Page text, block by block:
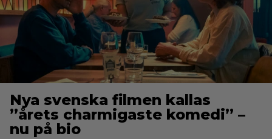
Nya svenska filmen kallas
”årets charmigaste komedi” –
nu på bio